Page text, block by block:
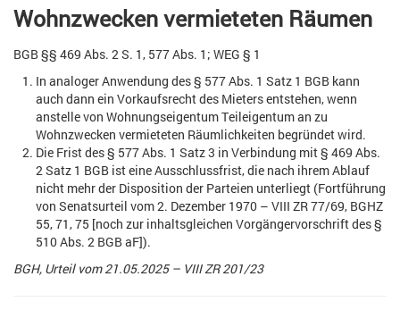
Wohnzwecken vermieteten Räumen
BGB §§ 469 Abs. 2 S. 1, 577 Abs. 1; WEG § 1
In analoger Anwendung des § 577 Abs. 1 Satz 1 BGB kann
auch dann ein Vorkaufsrecht des Mieters entstehen, wenn
anstelle von Wohnungseigentum Teileigentum an zu
Wohnzwecken vermieteten Räumlichkeiten begründet wird.
Die Frist des § 577 Abs. 1 Satz 3 in Verbindung mit § 469 Abs.
2 Satz 1 BGB ist eine Ausschlussfrist, die nach ihrem Ablauf
nicht mehr der Disposition der Parteien unterliegt (Fortführung
von Senatsurteil vom 2. Dezember 1970 – VIII ZR 77/69, BGHZ
55, 71, 75 [noch zur inhaltsgleichen Vorgängervorschrift des §
510 Abs. 2 BGB aF]).
BGH, Urteil vom 21.05.2025 – VIII ZR 201/23